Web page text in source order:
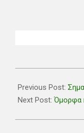
11-
28
Previous Post:
Next Post:Όμορφα